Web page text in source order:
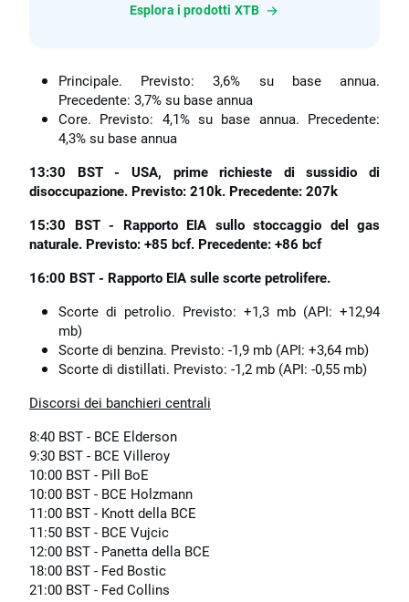
Esplora i prodotti XTB
Principale. Previsto: 3,6% su base annua.
Precedente: 3,7% su base annua
Core. Previsto: 4,1% su base annua. Precedente:
4,3% su base annua
13:30 BST - USA, prime richieste di sussidio di
disoccupazione. Previsto: 210k. Precedente: 207k
15:30 BST - Rapporto EIA sullo stoccaggio del gas
naturale. Previsto: +85 bcf. Precedente: +86 bcf
16:00 BST - Rapporto EIA sulle scorte petrolifere.
Scorte di petrolio. Previsto: +1,3 mb (API: +12,94
mb)
Scorte di benzina. Previsto: -1,9 mb (API: +3,64 mb)
Scorte di distillati. Previsto: -1,2 mb (API: -0,55 mb)
Discorsi dei banchieri centrali
8:40 BST - BCE Elderson
9:30 BST - BCE Villeroy
10:00 BST - Pill BoE
10:00 BST - BCE Holzmann
11:00 BST - Knott della BCE
11:50 BST - BCE Vujcic
12:00 BST - Panetta della BCE
18:00 BST - Fed Bostic
21:00 BST - Fed Collins